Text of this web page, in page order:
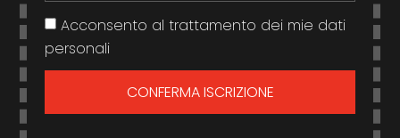
Acconsento al trattamento dei mie dati
personali
CONFERMA ISCRIZIONE